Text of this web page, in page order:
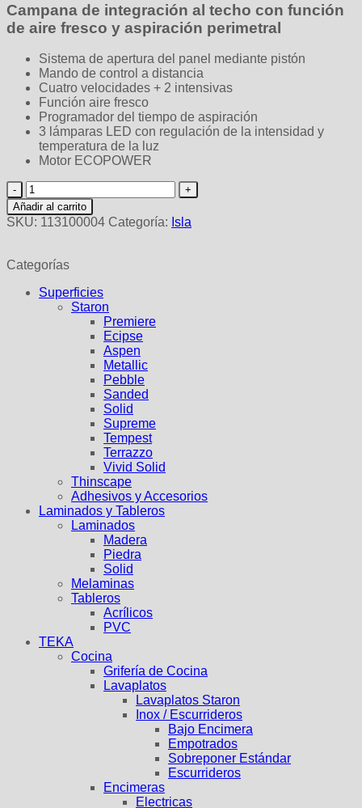
Campana de integración al techo con función
de aire fresco y aspiración perimetral
Sistema de apertura del panel mediante pistón
Mando de control a distancia
Cuatro velocidades + 2 intensivas
Función aire fresco
Programador del tiempo de aspiración
3 lámparas LED con regulación de la intensidad y
temperatura de la luz
Motor ECOPOWER
DHT
97670
ROS
WH
Añadir al carrito
SKU: 113100004 Categoría: Isla
Categorías
Superficies
Staron
Premiere
Ecipse
Aspen
Metallic
Pebble
Sanded
Solid
Supreme
Tempest
Terrazzo
Vivid Solid
Thinscape
Adhesivos y Accesorios
Laminados y Tableros
Laminados
Madera
Piedra
Solid
Melaminas
Tableros
Acrílicos
PVC
TEKA
Cocina
Grifería de Cocina
Lavaplatos
Lavaplatos Staron
Inox / Escurrideros
Bajo Encimera
Empotrados
Sobreponer Estándar
Escurrideros
Encimeras
Electricas